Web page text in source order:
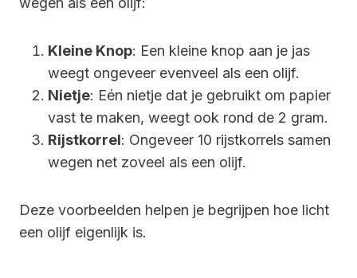
Kleine Knop: Een kleine knop aan je jas
weegt ongeveer evenveel als een olijf.
Nietje: Eén nietje dat je gebruikt om papier
vast te maken, weegt ook rond de 2 gram.
Rijstkorrel: Ongeveer 10 rijstkorrels samen
wegen net zoveel als een olijf.
Deze voorbeelden helpen je begrijpen hoe licht
een olijf eigenlijk is.